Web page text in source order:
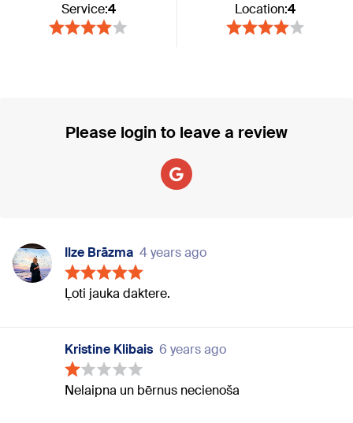
Service:4 Location:4
Please login to leave a review
Ilze Brāzma 4 years ago
Ļoti jauka daktere.
Kristine Klibais 6 years ago
Nelaipna un bērnus necienoša